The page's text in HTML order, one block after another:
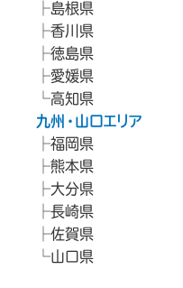
島根県
香川県
徳島県
愛媛県
高知県
九州・山口エリア
福岡県
熊本県
大分県
長崎県
佐賀県
山口県